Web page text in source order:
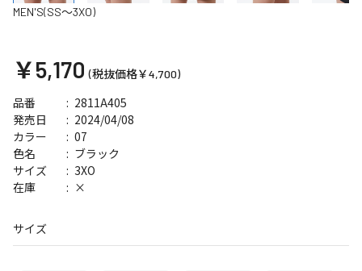
MEN'S(SS～3XO)
￥5,170 (税抜価格￥4,700)
品番 2811A405
発売日 2024/04/08
サイズ 3XO
カラー 07
在庫 ×
色名 ブラック
サイズ